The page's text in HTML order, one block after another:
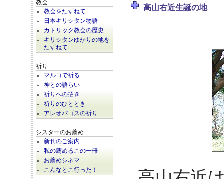
教会
教会をたずねて
日本キリシタン物語
カトリック教会の歴史
キリシタンゆかりの地を
たずねて
祈り
マルコで祈る
神との語らい
祈りへの招き
祈りのひととき
アレオパゴスの祈り
シスターのお薦め
新刊のご案内
私の薦めるこの一冊
お薦めシネマ
こんなとこ行った！
高山右近生誕の地